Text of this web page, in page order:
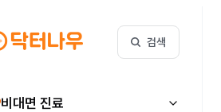
검색
비대면 진료